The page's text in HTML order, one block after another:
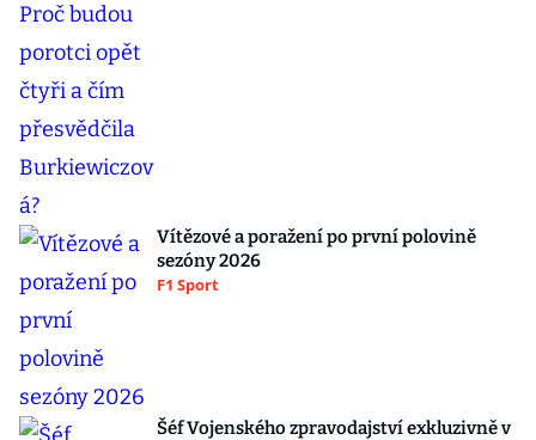
Vítězové a poražení po první polovině
sezóny 2026
F1 Sport
Šéf Vojenského zpravodajství exkluzivně v